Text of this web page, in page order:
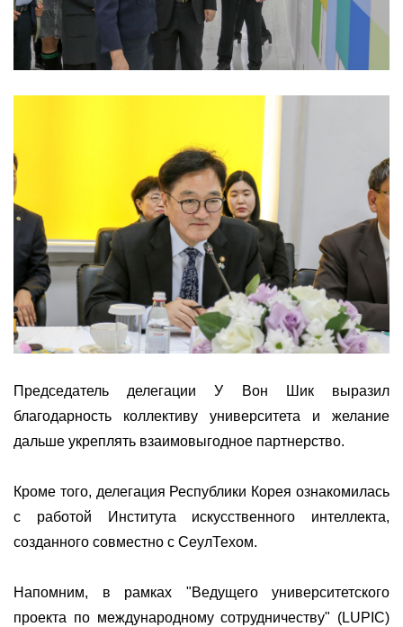
Председатель делегации У Вон Шик выразил
благодарность коллективу университета и желание
дальше укреплять взаимовыгодное партнерство.
Кроме того, делегация Республики Корея ознакомилась
с работой Института искусственного интеллекта,
созданного совместно с СеулТехом.
Напомним, в рамках "Ведущего университетского
проекта по международному сотрудничеству" (LUPIC)